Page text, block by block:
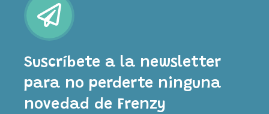
Suscríbete a la newsletter
para no perderte ninguna
novedad de Frenzy